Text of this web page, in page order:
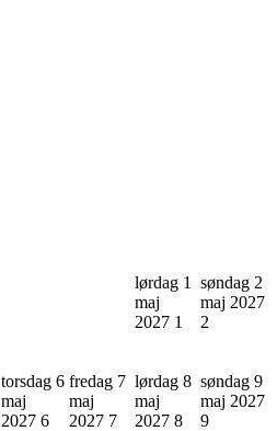
lørdag 1
maj
2027 1
søndag 2
maj 2027
2
torsdag 6
maj
2027 6
fredag 7
maj
2027 7
lørdag 8
maj
2027 8
søndag 9
maj 2027
9